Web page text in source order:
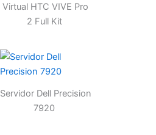
Virtual HTC VIVE Pro
2 Full Kit
Servidor Dell Precision
7920